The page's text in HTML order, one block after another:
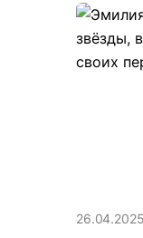
26.04.2025